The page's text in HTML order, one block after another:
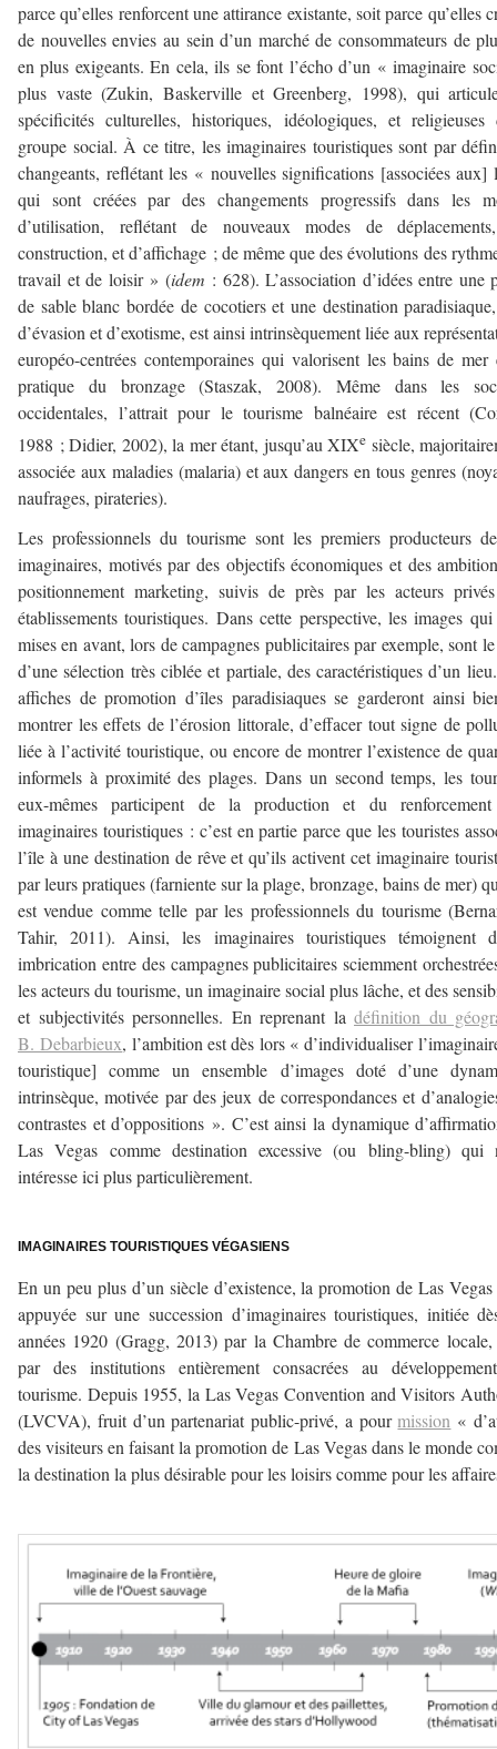
parce qu’elles renforcent une attirance existante, soit parce qu’elles
de nouvelles envies au sein d’un marché de consommateurs de
en plus exigeants. En cela, ils se font l’écho d’un « imaginaire
plus vaste (Zukin, Baskerville et Greenberg, 1998), qui
spécificités culturelles, historiques, idéologiques, et religieuses
groupe social. À ce titre, les imaginaires touristiques sont par
changeants, reflétant les « nouvelles significations [associées aux]
qui sont créées par des changements progressifs dans les
d’utilisation, reflétant de nouveaux modes de
construction, et d’affichage ; de même que des évolutions des
travail et de loisir » (idem : 628). L’association d’idées entre une
de sable blanc bordée de cocotiers et une destination
d’évasion et d’exotisme, est ainsi intrinsèquement liée aux
européo-centrées contemporaines qui valorisent les bains de
pratique du bronzage (Staszak, 2008). Même dans les
occidentales, l’attrait pour le tourisme balnéaire est récent
1988 ; Didier, 2002), la mer étant, jusqu’au XIXe siècle,
associée aux maladies (malaria) et aux dangers en tous genres
naufrages, pirateries).
Les professionnels du tourisme sont les premiers producteurs
imaginaires, motivés par des objectifs économiques et des
positionnement marketing, suivis de près par les acteurs
établissements touristiques. Dans cette perspective, les images
mises en avant, lors de campagnes publicitaires par exemple, sont
d’une sélection très ciblée et partiale, des caractéristiques d’un
affiches de promotion d’îles paradisiaques se garderont ainsi
montrer les effets de l’érosion littorale, d’effacer tout signe de
liée à l’activité touristique, ou encore de montrer l’existence de
informels à proximité des plages. Dans un second temps, les
eux-mêmes participent de la production et du
imaginaires touristiques : c’est en partie parce que les touristes
l’île à une destination de rêve et qu’ils activent cet imaginaire
par leurs pratiques (farniente sur la plage, bronzage, bains de mer)
est vendue comme telle par les professionnels du tourisme
Tahir, 2011). Ainsi, les imaginaires touristiques témoignent
imbrication entre des campagnes publicitaires sciemment
les acteurs du tourisme, un imaginaire social plus lâche, et des
et subjectivités personnelles. En reprenant la définition du
B. Debarbieux, l’ambition est dès lors « d’individualiser
touristique] comme un ensemble d’images doté d’une
intrinsèque, motivée par des jeux de correspondances et
contrastes et d’oppositions ». C’est ainsi la dynamique
Las Vegas comme destination excessive (ou bling-bling) qui
intéresse ici plus particulièrement.
IMAGINAIRES TOURISTIQUES VÉGASIENS
En un peu plus d’un siècle d’existence, la promotion de Las Vegas
appuyée sur une succession d’imaginaires touristiques, initiée
années 1920 (Gragg, 2013) par la Chambre de commerce
par des institutions entièrement consacrées au
tourisme. Depuis 1955, la Las Vegas Convention and Visitors
(LVCVA), fruit d’un partenariat public-privé, a pourmission «
des visiteurs en faisant la promotion de Las Vegas dans le monde
la destination la plus désirable pour les loisirs comme pour les